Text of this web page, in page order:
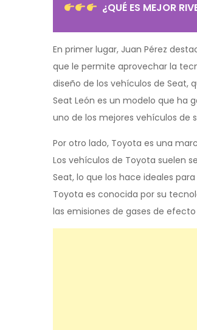
¿QUÉ ES MEJOR
En primer lugar, Juan Pérez
que le permite aprovechar la
diseño de los vehículos de Seat,
Seat León es un modelo que ha
uno de los mejores vehículos de
Por otro lado, Toyota es una
Los vehículos de Toyota suelen
Seat, lo que los hace ideales
Toyota es conocida por su
las emisiones de gases de